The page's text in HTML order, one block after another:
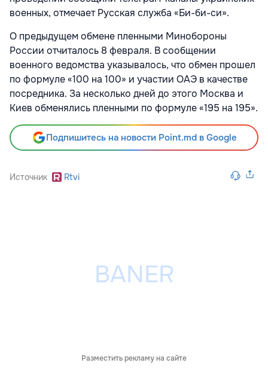
военных, отмечает Русская служба «Би-би-си».
О предыдущем обмене пленными Минобороны
России отчиталось 8 февраля. В сообщении
военного ведомства указывалось, что обмен прошел
по формуле «100 на 100» и участии ОАЭ в качестве
посредника. За несколько дней до этого Москва и
Киев обменялись пленными по формуле «195 на 195».
Подпишитесь на новости Point.md в Google
Источник Rtvi
Разместить рекламу на сайте